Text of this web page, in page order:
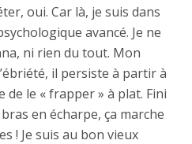
oui. Car là, je suis dans
avancé. Je ne
ni rien du tout. Mon
il persiste à partir à
de le « frapper » à plat. Fini
en écharpe, ça marche
! Je suis au bon vieux